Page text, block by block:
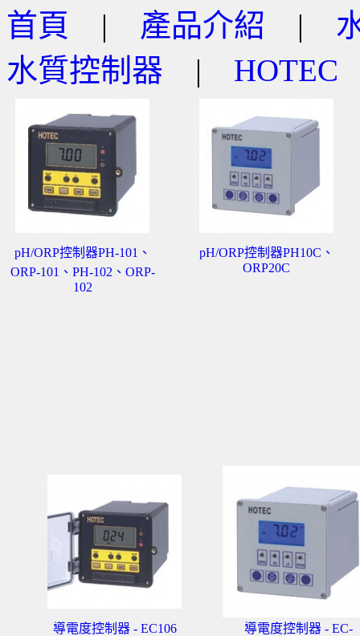
首頁 | 產品介紹 |
水質控制器 | HOTEC
pH/ORP控制器PH-101、
ORP-101、PH-102、ORP-
102
pH/ORP控制器PH10C、
ORP20C
導電度控制器 - EC106
導電度控制器 - EC-